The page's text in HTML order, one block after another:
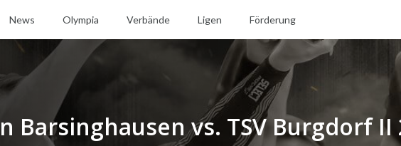
News Olympia Verbände Ligen Förderung
Barsinghausen vs. TSV Burgdorf II